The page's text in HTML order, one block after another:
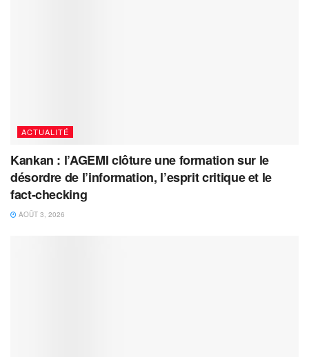
ACTUALITÉ
Kankan : l’AGEMI clôture une formation sur le
désordre de l’information, l’esprit critique et le
fact-checking
AOÛT 3, 2026